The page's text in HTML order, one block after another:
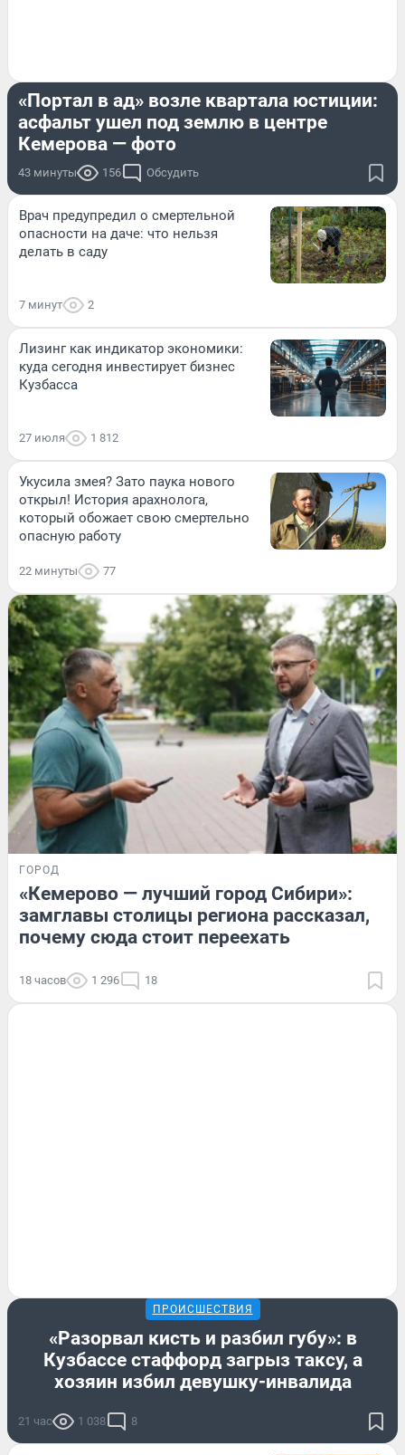
«Портал в ад» возле квартала юстиции:
асфальт ушел под землю в центре
Кемерова — фото
43 минуты 156 Обсудить
Врач предупредил о смертельной
опасности на даче: что нельзя
делать в саду
7 минут 2
Лизинг как индикатор экономики:
куда сегодня инвестирует бизнес
Кузбасса
27 июля 1 812
Укусила змея? Зато паука нового
открыл! История арахнолога,
который обожает свою смертельно
опасную работу
22 минуты 77
ГОРОД
«Кемерово — лучший город Сибири»:
замглавы столицы региона рассказал,
почему сюда стоит переехать
18 часов 1 296 18
ПРОИСШЕСТВИЯ
«Разорвал кисть и разбил губу»: в
Кузбассе стаффорд загрыз таксу, а
хозяин избил девушку-инвалида
21 час 1 038 8